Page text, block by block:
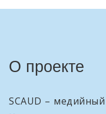
О проекте
SCAUD –